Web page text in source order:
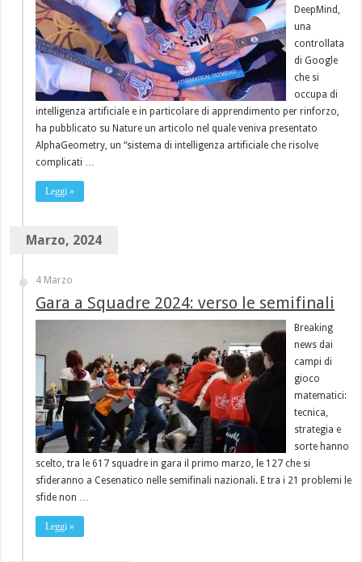
DeepMind,
una
controllata
di Google
che si
occupa di
intelligenza artificiale e in particolare di apprendimento per rinforzo,
ha pubblicato su Nature un articolo nel quale veniva presentato
AlphaGeometry, un “sistema di intelligenza artificiale che risolve
complicati …
Leggi »
Marzo, 2024
4 Marzo
Gara a Squadre 2024: verso le semifinali
Breaking
news dai
campi di
gioco
matematici:
tecnica,
strategia e
sorte hanno
scelto, tra le 617 squadre in gara il primo marzo, le 127 che si
sfideranno a Cesenatico nelle semifinali nazionali. E tra i 21 problemi le
sfide non …
Leggi »